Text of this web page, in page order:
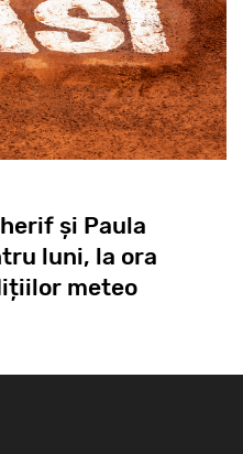
și Paula
luni, la ora
meteo